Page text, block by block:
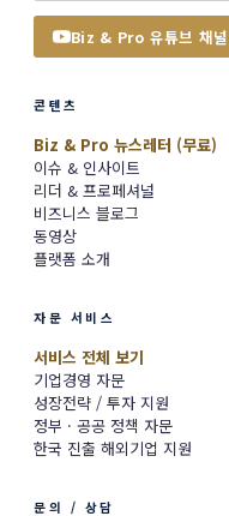
Biz & Pro 유튜브 채널
콘텐츠
Biz & Pro 뉴스레터 (무료)
이슈 & 인사이트
리더 & 프로페셔널
비즈니스 블로그
동영상
플랫폼 소개
자문 서비스
서비스 전체 보기
기업경영 자문
성장전략 / 투자 지원
정부 · 공공 정책 자문
한국 진출 해외기업 지원
문의 / 상담